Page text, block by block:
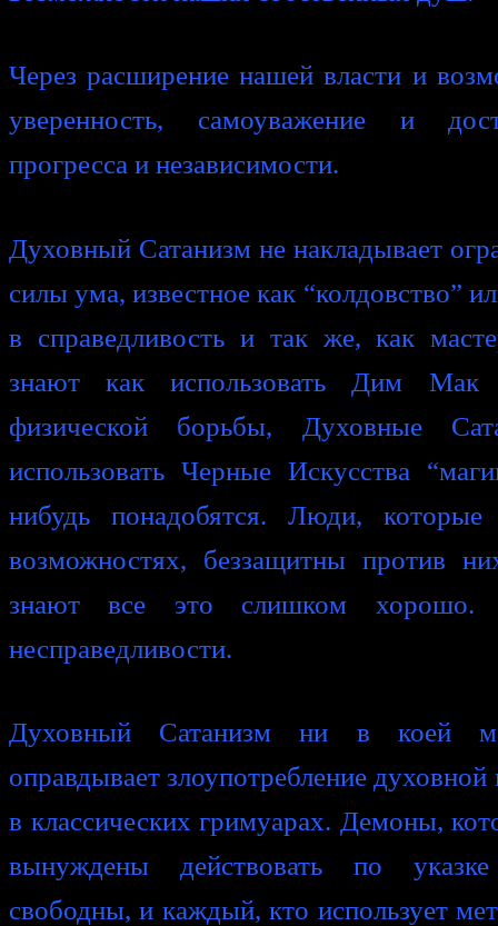
Через расширение нашей власти и
уверенность, самоуважение и
прогресса и независимости.
Духовный Сатанизм не накладывает
силы ума, известное как “колдовство”
в справедливость и так же, как
знают как использовать Дим Мак
физической борьбы, Духовные
использовать Черные Искусства
нибудь понадобятся. Люди,
возможностях, беззащитны против
знают все это слишком хорошо.
несправедливости.
Духовный Сатанизм ни в коей
оправдывает злоупотребление
в классических гримуарах. Демоны,
вынуждены действовать по
свободны, и каждый, кто использует